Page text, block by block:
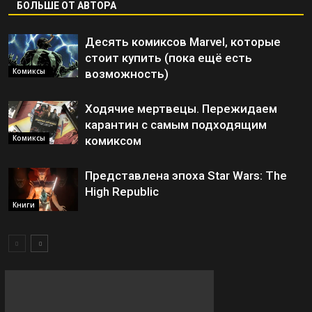
БОЛЬШЕ ОТ АВТОРА
Комиксы
Десять комиксов Marvel, которые
стоит купить (пока ещё есть
возможность)
Комиксы
Ходячие мертвецы. Пережидаем
карантин с самым подходящим
комиксом
Книги
Представлена эпоха Star Wars: The
High Republic